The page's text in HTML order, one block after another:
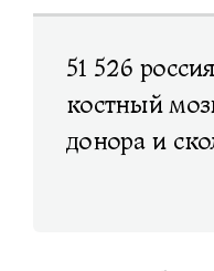
51 526
костный
донора и